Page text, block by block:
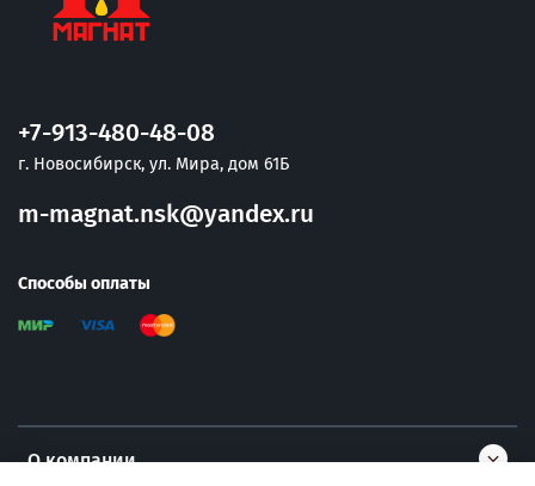
О компании
+7-913-480-48-08
г. Новосибирск, ул. Мира, дом 61Б
m-magnat.nsk@yandex.ru
Способы оплаты